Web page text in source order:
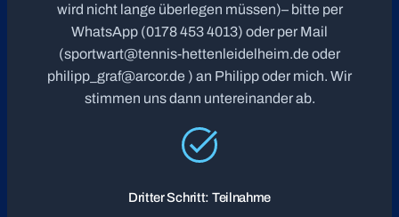
wird nicht lange überlegen müssen)– bitte per
WhatsApp (0178 453 4013) oder per Mail
(sportwart@tennis-hettenleidelheim.de oder
philipp_graf@arcor.de ) an Philipp oder mich. Wir
stimmen uns dann untereinander ab.
Dritter Schritt: Teilnahme